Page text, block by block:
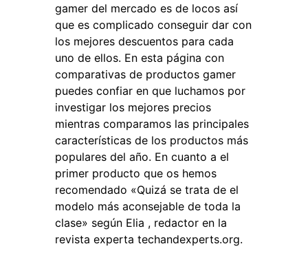
gamer del mercado es de locos así
que es complicado conseguir dar con
los mejores descuentos para cada
uno de ellos. En esta página con
comparativas de productos gamer
puedes confiar en que luchamos por
investigar los mejores precios
mientras comparamos las principales
características de los productos más
populares del año. En cuanto a el
primer producto que os hemos
recomendado «Quizá se trata de el
modelo más aconsejable de toda la
clase» según Elia , redactor en la
revista experta techandexperts.org.